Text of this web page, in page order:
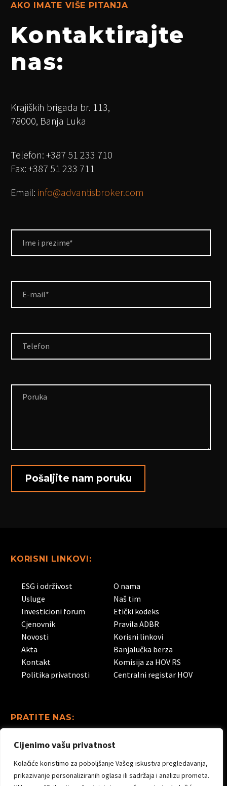
Cijenimo vašu privatnost
Kolačiće koristimo za poboljšanje Vašeg iskustva pregledavanja,
prikazivanje personaliziranih oglasa ili sadržaja i analizu prometa.
AKO IMATE VIŠE PITANJA
Kontaktirajte
nas:
Krajiških brigada br. 113,
78000, Banja Luka
Telefon: +387 51 233 710
Fax: +387 51 233 711
Email: info@advantisbroker.com
KORISNI LINKOVI:
ESG i održivost
Usluge
Investicioni forum
Cjenovnik
O nama
Naš tim
Etički kodeks
Pravila ADBR
Novosti
Akta
Kontakt
Politika privatnosti
Korisni linkovi
Banjalučka berza
Komisija za HOV RS
Centralni registar HOV
PRATITE NAS:
Linkedin Facebook
Youtube